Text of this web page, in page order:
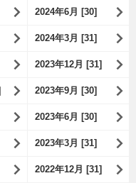
2024年6月 [30]
2024年3月 [31]
2023年12月 [31]
2023年9月 [30]
2023年6月 [30]
2023年3月 [31]
2022年12月 [31]